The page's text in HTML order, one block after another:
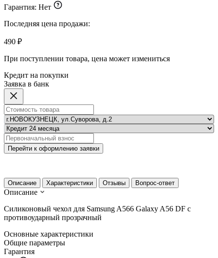
Гарантия: Нет
Последняя цена продажи:
490 ₽
При поступлении товара, цена может измениться
Кредит на покупки
Заявка в банк
Перейти к оформлению заявки
Описание Характеристики Отзывы Вопрос-ответ
Описание
Силиконовый чехол для Samsung A566 Galaxy A56 DF с
противоударный прозрачный
Основные характеристики
Общие параметры
Гарантия